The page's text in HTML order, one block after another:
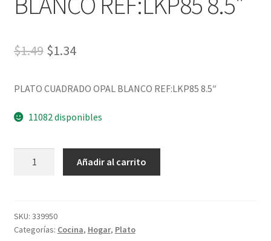
$1.49 $1.34
PLATO CUADRADO OPAL BLANCO REF:LKP85 8.5″
11082 disponibles
Añadir al carrito
SKU: 339950
Categorías: Cocina, Hogar, Plato